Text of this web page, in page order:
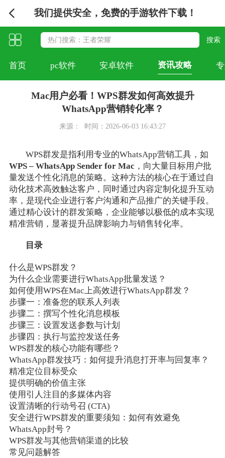
我们提供安全，免费的手游软件下载！
首页 pc软件 安卓软件 资讯攻略
Mac用户必看！WPS群发如何高效提升
WhatsApp营销转化率？
来源： 时间：2026-06-03 16:43:27
WPS群发是指利用专业的WhatsApp营销工具，如
WPS – WhatsApp Sender for Mac ，向大量目标用户批
量发送个性化消息的策略。这种方法的核心在于通过自
动化技术高效触达客户，同时通过内容定制化提升互动
率，是现代企业进行客户沟通和产品推广的关键手段。
通过精心设计的群发策略，企业能够以极低的成本实现
精准营销，显著提升品牌影响力与销售转化率。
目录
什么是WPS群发？
为什么企业需要进行WhatsApp批量发送？
如何使用WPS在Mac上高效进行WhatsApp群发？
步骤一：准备您的联系人列表
步骤二：撰写个性化消息模板
步骤三：设置发送参数与计划
步骤四：执行与监控发送任务
WPS群发的核心功能有哪些？
WhatsApp群发技巧：如何提升消息打开率与回复率？
精准定位目标受众
提供明确的价值主张
使用引人注目的多媒体内容
设置清晰的行动号召 (CTA)
安全进行WPS群发的重要须知：如何有效避免
WhatsApp封号？
WPS群发与其他营销渠道的比较
常见问题解答